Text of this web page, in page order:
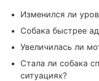
Изменился ли
Собака быстрее
Увеличилась ли
Стала ли собака
ситуациях?